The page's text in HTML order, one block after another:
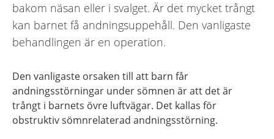
bakom näsan eller i svalget. Är det mycket trångt
kan barnet få andningsuppehåll. Den vanligaste
behandlingen är en operation.
Den vanligaste orsaken till att barn får
andningsstörningar under sömnen är att det är
trångt i barnets övre luftvägar. Det kallas för
obstruktiv sömnrelaterad andningsstörning.